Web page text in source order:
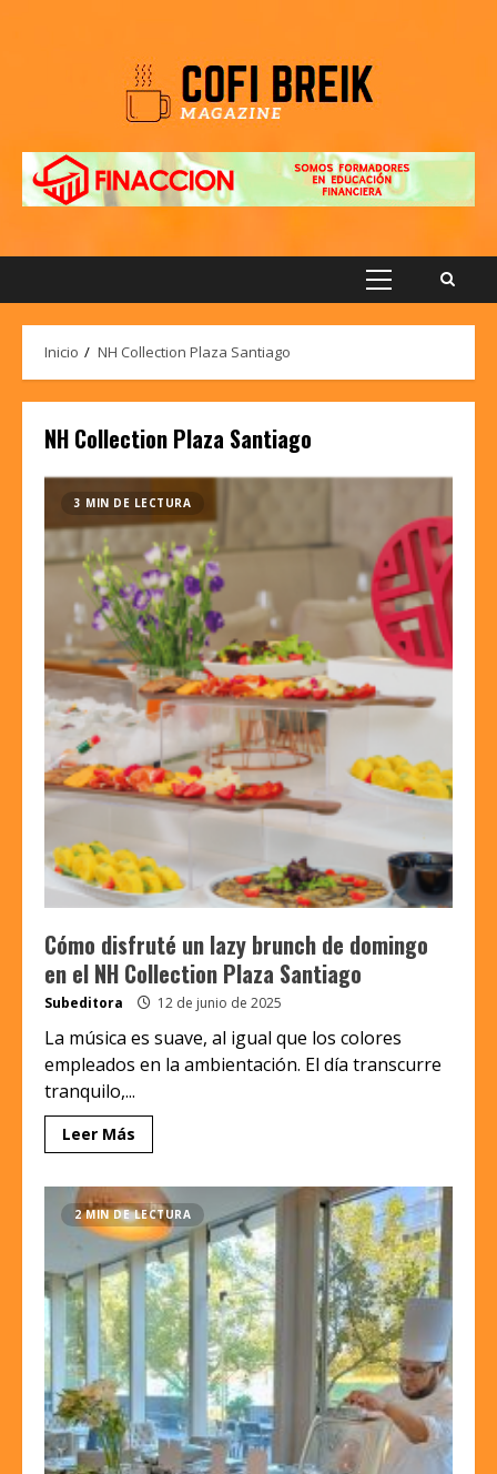
Menú
Inicio NH Collection Plaza Santiago
NH Collection Plaza Santiago
3 MIN DE LECTURA
Cómo disfruté un lazy brunch de domingo
en el NH Collection Plaza Santiago
Subeditora 12 de junio de 2025
La música es suave, al igual que los colores
empleados en la ambientación. El día transcurre
tranquilo,...
Leer Más
2 MIN DE LECTURA